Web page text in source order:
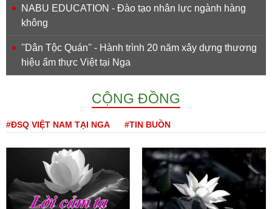
NABU EDUCATION - Đào tạo nhân lực ngành hàng
không
''Dân Tộc Quán'' - Hành trình 20 năm xây dựng thương
hiệu ẩm thực Việt tại Nga
CỘNG ĐỒNG
#ĐSQ VIỆT NAM TẠI NGA #TIN BUỒN